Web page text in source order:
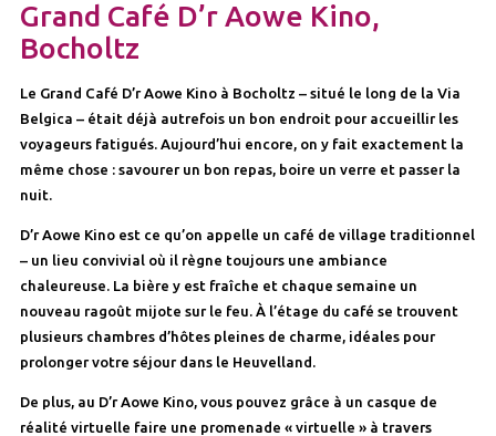
Grand Café D’r Aowe Kino,
Bocholtz
Le Grand Café D’r Aowe Kino à Bocholtz – situé le long de la Via
Belgica – était déjà autrefois un bon endroit pour accueillir les
voyageurs fatigués. Aujourd’hui encore, on y fait exactement la
même chose : savourer un bon repas, boire un verre et passer la
nuit.
D’r Aowe Kino est ce qu’on appelle un café de village traditionnel
– un lieu convivial où il règne toujours une ambiance
chaleureuse. La bière y est fraîche et chaque semaine un
nouveau ragoût mijote sur le feu. À l’étage du café se trouvent
plusieurs chambres d’hôtes pleines de charme, idéales pour
prolonger votre séjour dans le Heuvelland.
De plus, au D’r Aowe Kino, vous pouvez grâce à un casque de
réalité virtuelle faire une promenade « virtuelle » à travers